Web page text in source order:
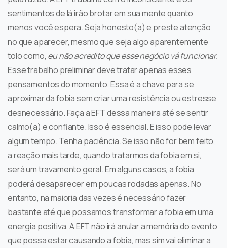
sentimentos de lá irão brotar em sua mente quanto
menos você espera. Seja honesto(a) e preste atenção
no que aparecer, mesmo que seja algo aparentemente
tolo como, eu não acredito que esse negócio vá funcionar.
Esse trabalho preliminar deve tratar apenas esses
pensamentos do momento. Essa é a chave para se
aproximar da fobia sem criar uma resistência ou estresse
desnecessário. Faça a EFT dessa maneira até se sentir
calmo(a) e confiante. Isso é essencial. E isso pode levar
algum tempo. Tenha paciência. Se isso não for bem feito,
a reação mais tarde, quando tratarmos da fobia em si,
será um travamento geral. Em alguns casos, a fobia
poderá desaparecer em poucas rodadas apenas. No
entanto, na maioria das vezes é necessário fazer
bastante até que possamos transformar a fobia em uma
energia positiva. A EFT não irá anular a memória do evento
que possa estar causando a fobia, mas sim vai eliminar a